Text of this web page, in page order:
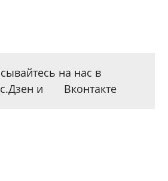
на нас в
и Вконтакте